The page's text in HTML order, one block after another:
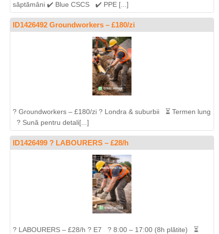
săptămâni ✔️ Blue CSCS ✔️ PPE [...]
ID1426492 Groundworkers – £180/zi
? Groundworkers – £180/zi ? Londra & suburbii ⏳ Termen lung
? Sună pentru detali[...]
ID1426499 ? LABOURERS – £28/h
? LABOURERS – £28/h ? E7 ? 8:00 – 17:00 (8h plătite) ⏳